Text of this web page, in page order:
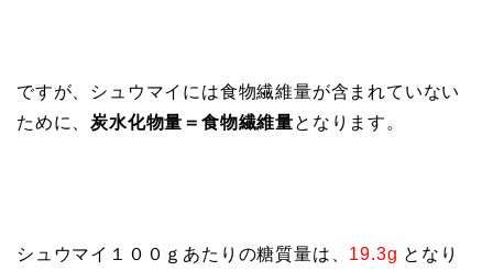
ですが、シュウマイには食物繊維量が含まれていない
ために、炭水化物量＝食物繊維量となります。
シュウマイ１００ｇあたりの糖質量は、 19.3g となり